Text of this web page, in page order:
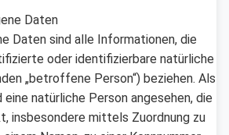
Daten
Daten sind alle Informationen, die
oder identifizierbare natürliche
„betroffene Person“) beziehen. Als
natürliche Person angesehen, die
insbesondere mittels Zuordnung zu